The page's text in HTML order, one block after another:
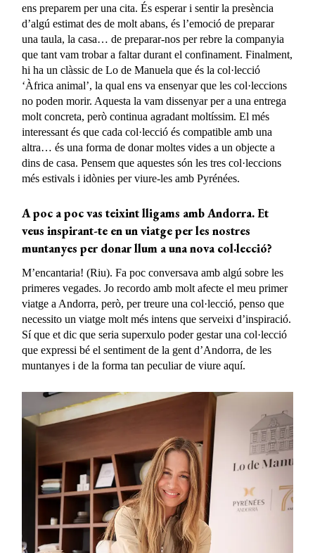
ens preparem per una cita. És esperar i sentir la presència
d’algú estimat des de molt abans, és l’emoció de preparar
una taula, la casa… de preparar-nos per rebre la companyia
que tant vam trobar a faltar durant el confinament. Finalment,
hi ha un clàssic de Lo de Manuela que és la col·lecció
‘Àfrica animal’, la qual ens va ensenyar que les col·leccions
no poden morir. Aquesta la vam dissenyar per a una entrega
molt concreta, però continua agradant moltíssim. El més
interessant és que cada col·lecció és compatible amb una
altra… és una forma de donar moltes vides a un objecte a
dins de casa. Pensem que aquestes són les tres col·leccions
més estivals i idònies per viure-les amb Pyrénées.
A poc a poc vas teixint lligams amb Andorra. Et
veus inspirant-te en un viatge per les nostres
muntanyes per donar llum a una nova col·lecció?
M’encantaria! (Riu). Fa poc conversava amb algú sobre les
primeres vegades. Jo recordo amb molt afecte el meu primer
viatge a Andorra, però, per treure una col·lecció, penso que
necessito un viatge molt més intens que serveixi d’inspiració.
Sí que et dic que seria superxulo poder gestar una col·lecció
que expressi bé el sentiment de la gent d’Andorra, de les
muntanyes i de la forma tan peculiar de viure aquí.